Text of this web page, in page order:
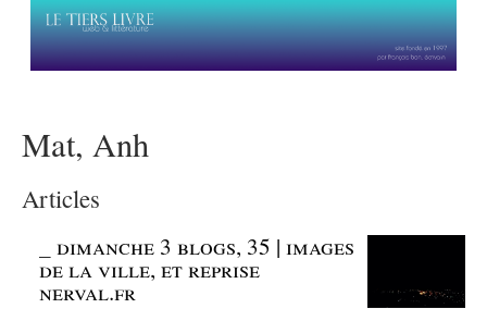
Mat, Anh
Articles
_dimanche 3 blogs, 35 | images
de la ville, et reprise
nerval.fr